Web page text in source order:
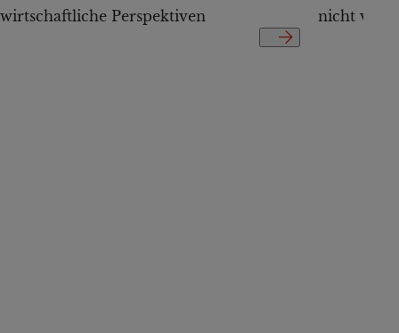
wirtschaftliche Perspektiven
nicht